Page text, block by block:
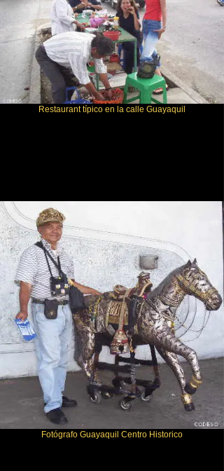
Restaurant típico en la calle Guayaquil
Fotógrafo Guayaquil Centro Historico